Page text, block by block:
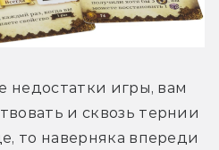
недостатки игры, вам
и сквозь тернии
то наверняка впереди